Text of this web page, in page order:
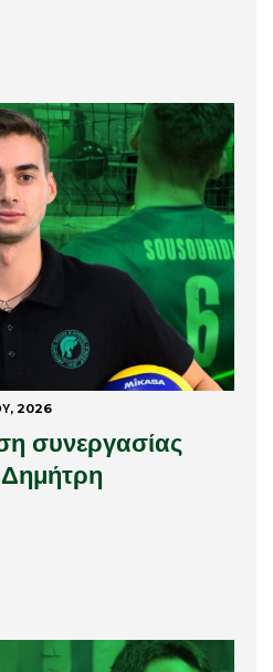
2026
συνεργασίας